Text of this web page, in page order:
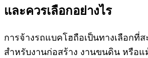
และควรเลือกอย่างไร
การจ้างรถแบคโฮถือเป็นทางเลือกที่
สำหรับงานก่อสร้าง งานขนดิน หรือ